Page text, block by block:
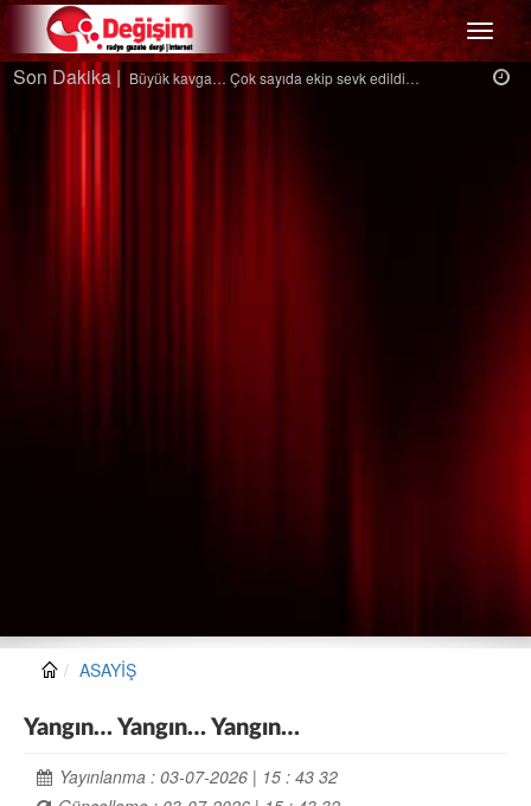
Menü
Son Dakika |Ağaçtan düştü…
ASAYİŞ
Yangın… Yangın… Yangın…
Yayınlanma : 03-07-2026 | 15 : 43 32